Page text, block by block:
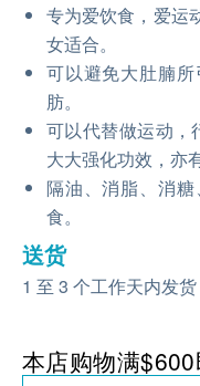
专为爱饮食，爱运
女适合。
可以避免大肚腩
肪。
可以代替做运动，
大大强化功效，亦
隔油、消脂、消
食。
送货
1 至 3 个工作天内发货
本店购物满